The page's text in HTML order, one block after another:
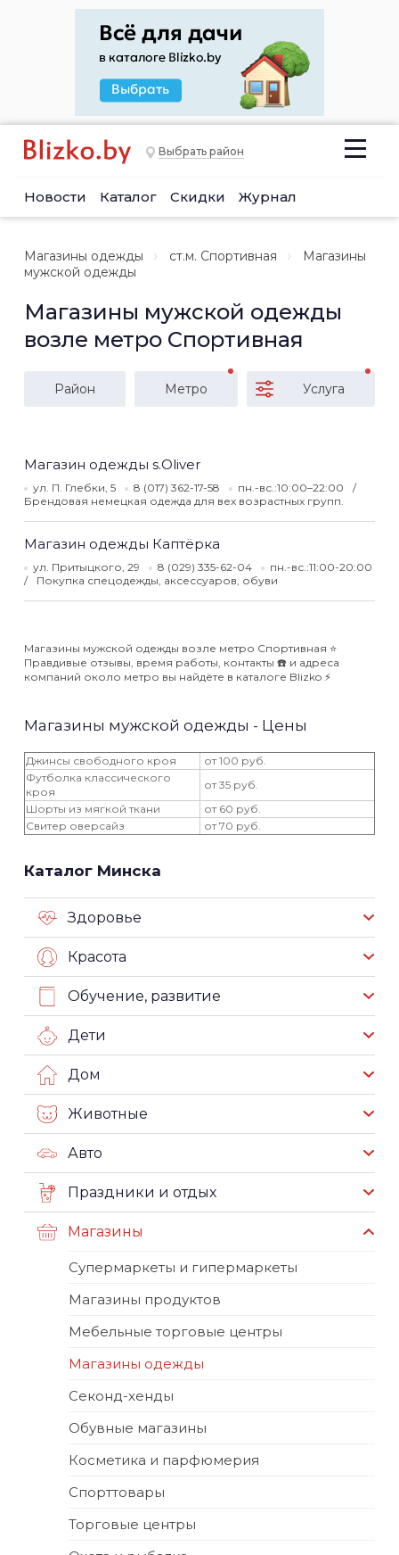
Выбрать район
Новости Каталог Скидки Журнал
Магазины одежды ст.м. Спортивная
Магазины
мужской одежды
Магазины мужской одежды
возле метро Спортивная
Район Метро Услуга
Магазин одежды s.Oliver
ул. П. Глебки, 5 8 (017) 362-17-58
пн.-вс.:10:00–22:00
Брендовая немецкая одежда для вех возрастных групп.
Магазин одежды Каптёрка
ул. Притыцкого, 29 8 (029) 335-62-04
пн.-вс.:11:00-20:00
Покупка спецодежды, аксессуаров, обуви
Магазины мужской одежды возле метро Спортивная ⭐️
Правдивые отзывы, время работы, контакты ☎️ и адреса
компаний около метро вы найдёте в каталоге Blizko ⚡️
Магазины мужской одежды - Цены
Джинсы свободного кроя
от 100 руб.
Футболка классического
кроя
от 35 руб.
Шорты из мягкой ткани
от 60 руб.
Свитер оверсайз
от 70 руб.
Каталог Минска
Здоровье
Красота
Обучение, развитие
Дети
Дом
Животные
Авто
Праздники и отдых
Магазины
Супермаркеты и гипермаркеты
Магазины продуктов
Мебельные торговые центры
Магазины одежды
Секонд-хенды
Обувные магазины
Косметика и парфюмерия
Спорттовары
Торговые центры